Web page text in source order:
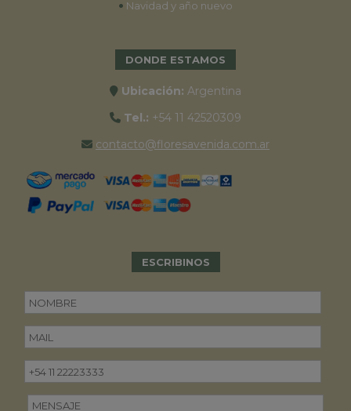
• Navidad y año nuevo
DONDE ESTAMOS
Ubicación: Argentina
Tel.: +54 11 42520309
contacto@floresavenida.com.ar
ESCRIBINOS